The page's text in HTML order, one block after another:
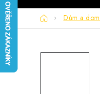
DomůDům a